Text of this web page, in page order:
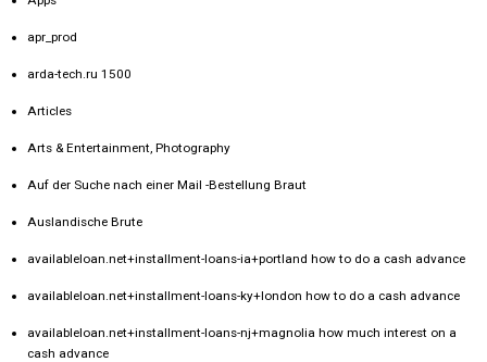
apr_prod
arda-tech.ru 1500
Articles
Arts & Entertainment, Photography
Auf der Suche nach einer Mail -Bestellung Braut
Auslandische Brute
availableloan.net+installment-loans-ia+portland how to do a cash advance
availableloan.net+installment-loans-ky+london how to do a cash advance
availableloan.net+installment-loans-nj+magnolia how much interest on a
cash advance